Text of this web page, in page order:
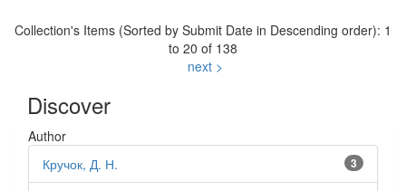
Collection's Items (Sorted by Submit Date in Descending order): 1
to 20 of 138
next >
Discover
Author
3
Кручок, Д. Н.